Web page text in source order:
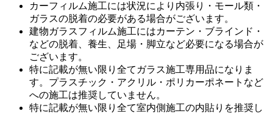
カーフィルム施工には状況により内張り・モール類・
ガラスの脱着の必要がある場合がございます。
建物ガラスフィルム施工にはカーテン・ブラインド・
などの脱着、養生、足場・脚立など必要になる場合が
ございます。
特に記載が無い限り全てガラス施工専用品になりま
す。プラスチック・アクリル・ポリカーポネートなど
への施工は推奨していません。
特に記載が無い限り全て室内側施工の内貼りを推奨し